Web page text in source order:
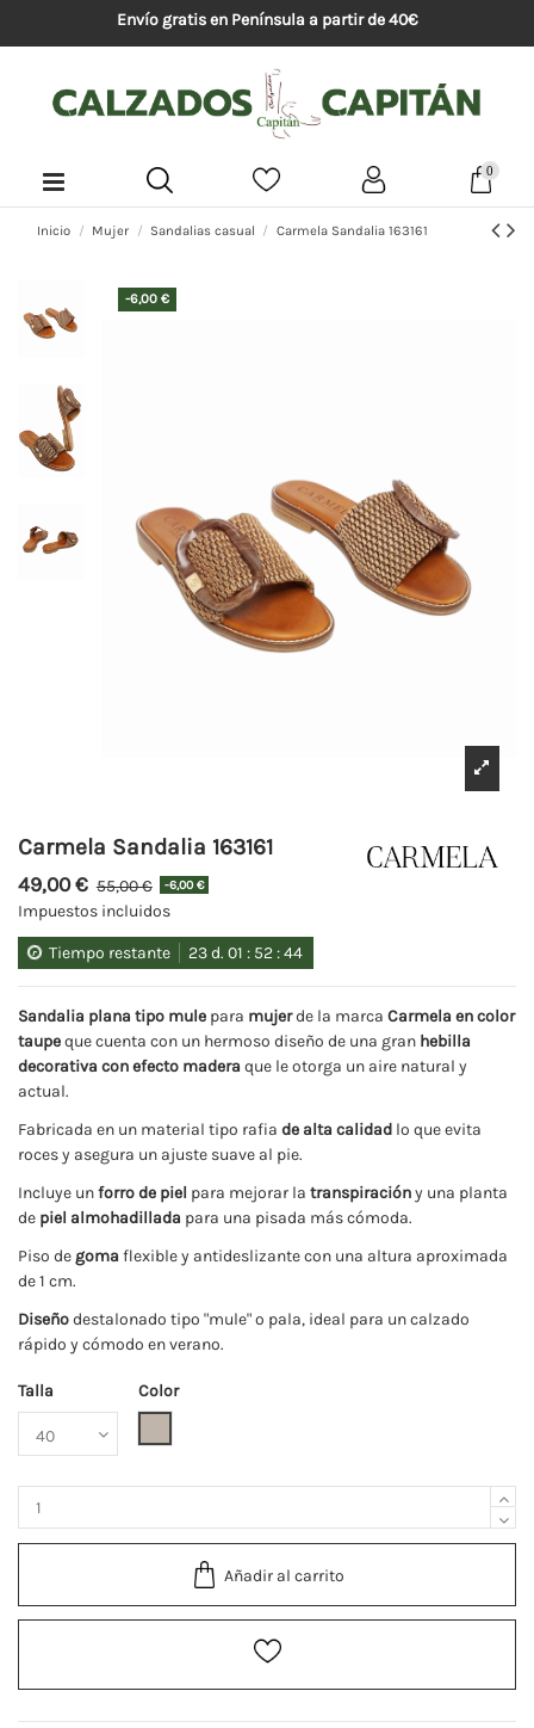
Envío gratis en Península a partir de 40€
0
Inicio Mujer Sandalias casual Carmela Sandalia 163161
-6,00 €
Carmela Sandalia 163161
49,00 € 55,00 € -6,00 €
Impuestos incluidos
Tiempo restante 23d. 01 : 52 :44
Sandalia plana tipo mule para mujerde la marca Carmela en color
taupequecuenta con un hermoso diseño de una gran hebilla
decorativa con efecto madera que le otorga un aire natural y
actual.
Fabricada en un material tipo rafia de alta calidad lo que evita
roces y asegura un ajuste suave al pie.
Incluye unforro de piel para mejorar la transpiracióny una planta
de piel almohadillada para una pisada más cómoda.
Piso de goma flexible y antideslizante con una altura aproximada
de 1 cm.
Diseñodestalonado tipo "mule" o pala, ideal para un calzado
rápido y cómodo en verano.
Talla
Color
Añadir al carrito